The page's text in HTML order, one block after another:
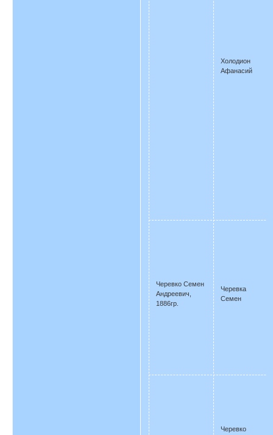
Холодион
Афанасий
Черевко Семен
Андреевич,
1886гр.
Черевка
Семен
Черевко